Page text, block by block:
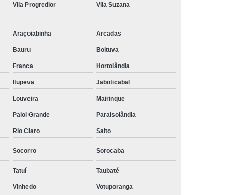
Vila Progredior Vila Suzana
Araçoiabinha Arcadas
Bauru Boituva
Franca Hortolândia
Itupeva Jaboticabal
Louveira Mairinque
Paiol Grande Paraisolândia
Rio Claro Salto
Socorro Sorocaba
Tatuí Taubaté
Vinhedo Votuporanga